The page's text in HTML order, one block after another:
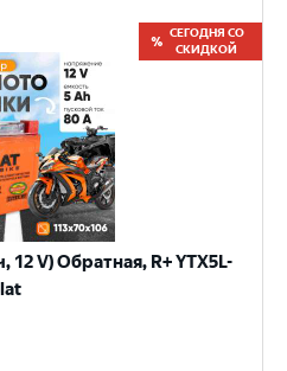
СЕГОДНЯ СО
СКИДКОЙ
12 V) Обратная, R+ YTX5L-